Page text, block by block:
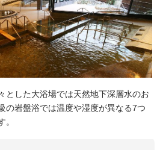
とした大浴場では天然地下深層水のお
の岩盤浴では温度や湿度が異なる7つ
。